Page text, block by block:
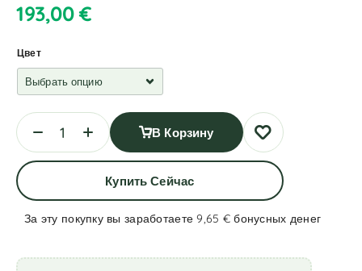
193,00€
Цвет
В Корзину
Купить Сейчас
За эту покупку вы заработаете 9,65 €бонусных денег
l